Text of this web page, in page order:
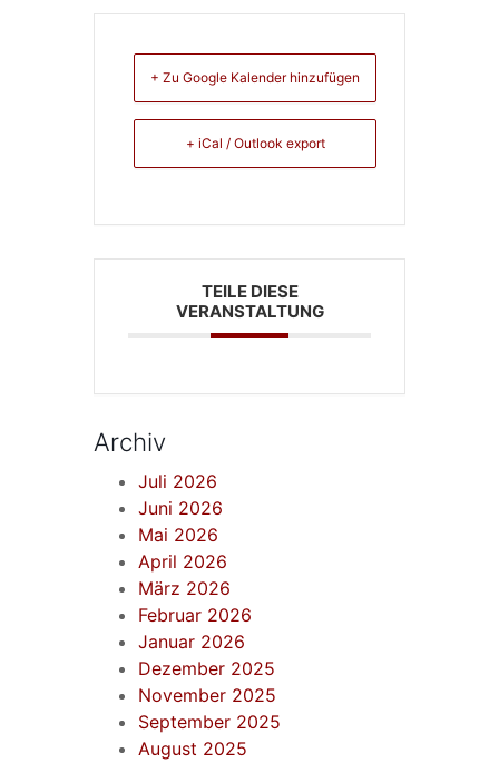
+ Zu Google Kalender hinzufügen
+ iCal / Outlook export
TEILE DIESE
VERANSTALTUNG
Archiv
Juli 2026
Juni 2026
Mai 2026
April 2026
März 2026
Februar 2026
Januar 2026
Dezember 2025
November 2025
September 2025
August 2025